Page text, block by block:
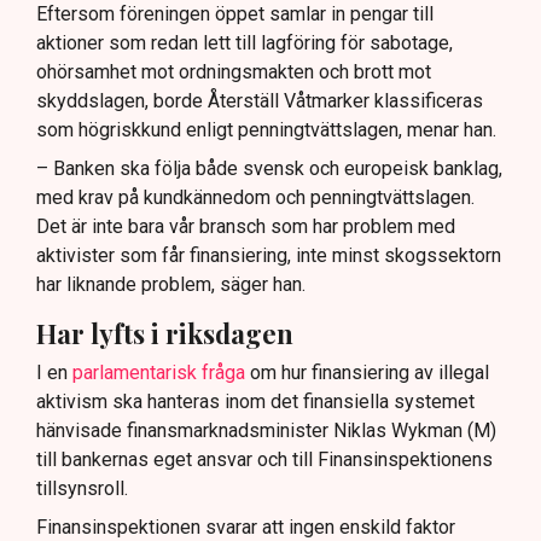
Eftersom föreningen öppet samlar in pengar till
aktioner som redan lett till lagföring för sabotage,
ohörsamhet mot ordningsmakten och brott mot
skyddslagen, borde Återställ Våtmarker klassificeras
som högriskkund enligt penningtvättslagen, menar han.
– Banken ska följa både svensk och europeisk banklag,
med krav på kundkännedom och penningtvättslagen.
Det är inte bara vår bransch som har problem med
aktivister som får finansiering, inte minst skogssektorn
har liknande problem, säger han.
Har lyfts i riksdagen
I en parlamentarisk fråga om hur finansiering av illegal
aktivism ska hanteras inom det finansiella systemet
hänvisade finansmarknadsminister Niklas Wykman (M)
till bankernas eget ansvar och till Finansinspektionens
tillsynsroll.
Finansinspektionen svarar att ingen enskild faktor